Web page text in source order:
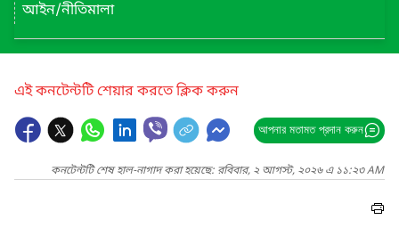
আইন/নীতিমালা
এই কনটেন্টটি শেয়ার করতে ক্লিক করুন
আপনার মতামত প্রদান করুন
কনটেন্টটি শেষ হাল-নাগাদ করা হয়েছে: রবিবার, ২ আগস্ট, ২০২৬ এ ১১:২৩ AM